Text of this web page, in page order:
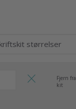
Fjern fra
kit